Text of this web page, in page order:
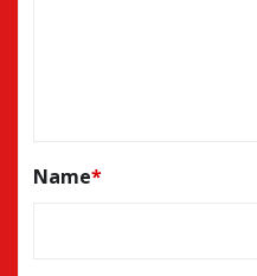
Name*